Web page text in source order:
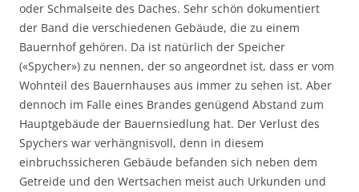
oder Schmalseite des Daches. Sehr schön dokumentiert
der Band die verschiedenen Gebäude, die zu einem
Bauernhof gehören. Da ist natürlich der Speicher
(«Spycher») zu nennen, der so angeordnet ist, dass er vom
Wohnteil des Bauernhauses aus immer zu sehen ist. Aber
dennoch im Falle eines Brandes genügend Abstand zum
Hauptgebäude der Bauernsiedlung hat. Der Verlust des
Spychers war verhängnisvoll, denn in diesem
einbruchssicheren Gebäude befanden sich neben dem
Getreide und den Wertsachen meist auch Urkunden und